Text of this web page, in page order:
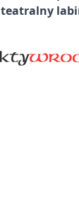
teatralny